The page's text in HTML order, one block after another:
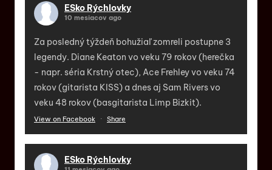
ESko Rýchlovky
10 mesiacov ago
Za posledný týždeň bohužiaľ zomreli postupne 3
legendy. Diane Keaton vo veku 79 rokov (herečka
- napr. séria Krstný otec), Ace Frehley vo veku 74
rokov (gitarista KISS) a dnes aj Sam Rivers vo
veku 48 rokov (basgitarista Limp Bizkit).
View on Facebook · Share
ESko Rýchlovky